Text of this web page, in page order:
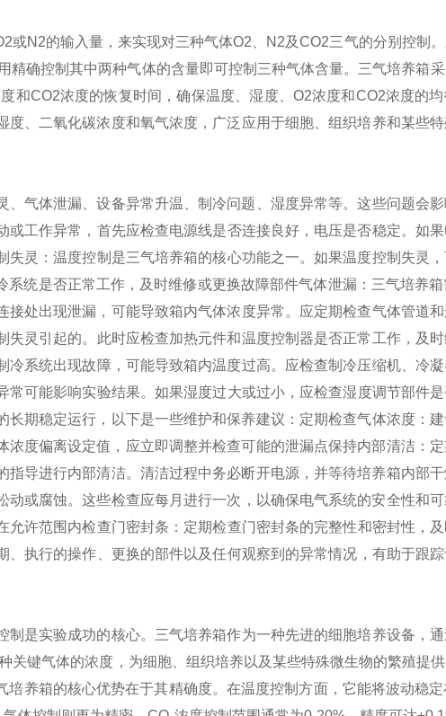
或N2的输入量，来实现对三种气体O2、N2及CO2三气的分别控制
精确控制其中两种气体的含量即可控制三种气体含量。三气培养箱
和CO2浓度的恢复时间，确保温度、湿度、O2浓度和CO2浓度的
、二氧化碳浓度和氧气浓度，广泛应用于细胞、组织培养和某些
气体泄漏、设备异常升温、制冷问题、湿度异常等‌。这些问题会
或工作异常，首先应检查电源线是否连接良好，电压是否稳定。如
失灵‌：温度控制是三气培养箱的核心功能之一。如果温度控制失灵
统是否正常工作，及时维修或更换故障部件‌气体泄漏‌：三气培养
处出现泄漏，可能导致箱内气体浓度异常。应定期检查气体管道
灵引起的。此时应检查加热元件和温度控制器是否正常工作，及
系统出现故障，可能导致箱内温度过高。应检查制冷压缩机、冷
常可能影响实验结果。如果湿度过大或过小，应检查湿度调节部件
长期稳定运行，以下是一些维护和保养建议： 定期检查气体浓度‌：
度偏离设定值，应立即调整并检查可能的泄漏点‌保持内部清洁‌：
导进行内部清洁。清洁过程中务必断开电源，并等待培养箱内部
或腐蚀。这些检查应每月进行一次，以确保电气系统的安全性和
允许范围内‌检查门密封条‌：定期检查门密封条的完整性和密封性，
、执行的操作、更换的部件以及任何观察到的异常情况，有助于跟
是实验成功的核心。三气培养箱作为一种先进的细胞培养设备，
关键气体的浓度，为细胞、组织培养以及某些特殊微生物的繁殖提
培养箱的核心优势在于其精确度。在温度控制方面，它能将波动稳